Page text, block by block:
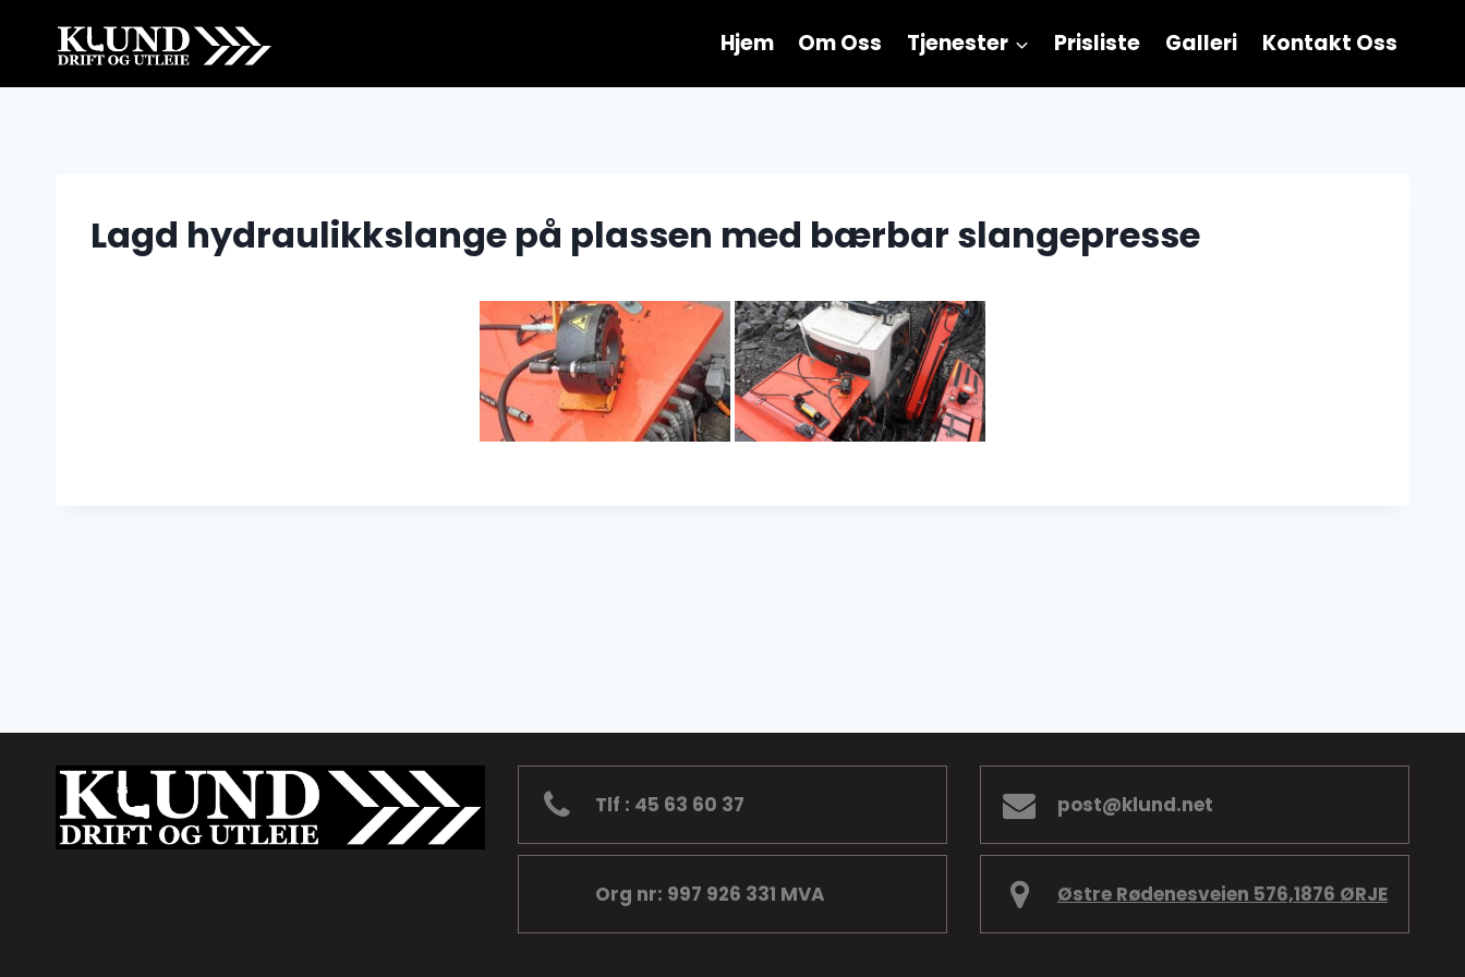
content
Hjem Om Oss Tjenester Prisliste Galleri Kontakt Oss
Lagd hydraulikkslange på plassen med bærbar slangepresse
Tlf : 45 63 60 37
Org nr: 997 926 331 MVA
post@klund.net
Østre Rødenesveien 576,1876 ØRJE